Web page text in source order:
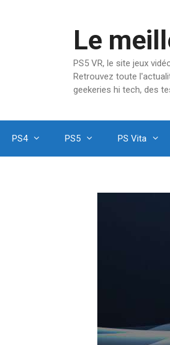
Le
PS5 VR, le site jeux
Retrouvez toute
geekeries hi tech, des
PS4 PS5 PS Vita